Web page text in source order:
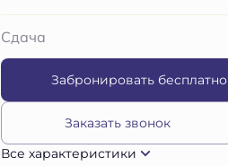
Сдача
Забронировать бесплатно
Заказать звонок
Все характеристики